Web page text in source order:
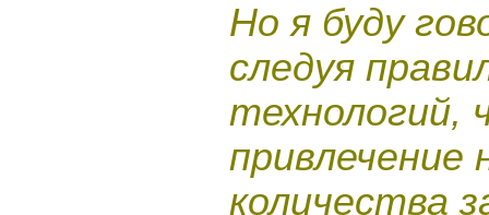
Но я буду
следуя
технологий,
привлечение
количества